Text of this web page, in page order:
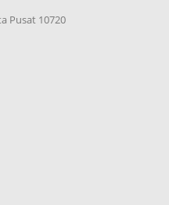
Pusat 10720